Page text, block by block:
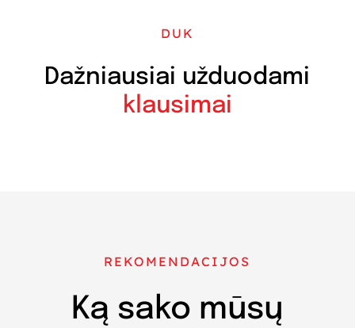
DUK
Dažniausiai užduodami
klausimai
REKOMENDACIJOS
Ką sako mūsų